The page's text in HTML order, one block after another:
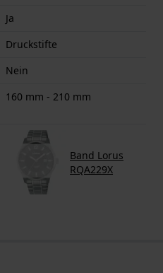
Ja
Druckstifte
Nein
160 mm - 210 mm
Band Lorus
RQA229X